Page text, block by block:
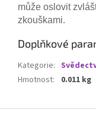
může oslovit
zkouškami.
Doplňkové
Kategorie:
Hmotnost: 0.011 kg